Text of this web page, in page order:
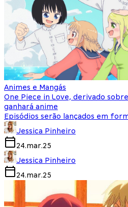
Animes e Mangás
One Piece in Love, derivado
ganhará anime
Episódios serão lançados em
Jessica Pinheiro
24.mar.25
Jessica Pinheiro
24.mar.25